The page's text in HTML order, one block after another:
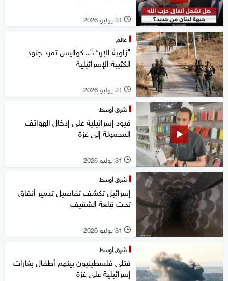
l 31 يوليو 2026
عالم
"زاوية الإرث".. كواليس تمرد جنود
الكتيبة الإسرائيلية
l 31 يوليو 2026
شرق أوسط
قيود إسرائيلية على إدخال الهواتف
المحمولة إلى غزة
l 31 يوليو 2026
شرق أوسط
إسرائيل تكشف تفاصيل تدمير أنفاق
تحت قلعة الشقيف
l 31 يوليو 2026
شرق أوسط
قتلى فلسطينيون بينهم أطفال بغارات
إسرائيلية على غزة